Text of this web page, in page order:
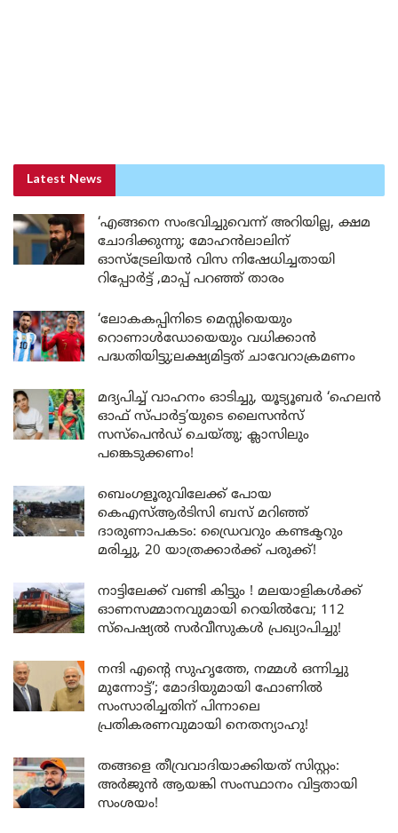
Latest News
‘എങ്ങനെ സംഭവിച്ചുവെന്ന് അറിയില്ല, ക്ഷമ
ചോദിക്കുന്നു; മോഹൻലാലിന്
ഓസ്ട്രേലിയൻ വിസ നിഷേധിച്ചതായി
റിപ്പോർട്ട് ,മാപ്പ് പറഞ്ഞ് താരം
‘ലോകകപ്പിനിടെ മെസ്സിയെയും
റൊണാൾഡോയെയും വധിക്കാൻ
പദ്ധതിയിട്ടു;ലക്ഷ്യമിട്ടത് ചാവേറാക്രമണം
മദ്യപിച്ച് വാഹനം ഓടിച്ചു, യൂട്യൂബർ ‘ഹെലൻ
ഓഫ് സ്പാർട്ട’യുടെ ലൈസൻസ്
സസ്പെൻഡ് ചെയ്തു; ക്ലാസിലും
പങ്കെടുക്കണം!
ബെംഗളൂരുവിലേക്ക് പോയ
കെഎസ്ആർടിസി ബസ് മറിഞ്ഞ്
ദാരുണാപകടം: ഡ്രൈവറും കണ്ടക്ടറും
മരിച്ചു, 20 യാത്രക്കാർക്ക് പരുക്ക്!
നാട്ടിലേക്ക് വണ്ടി കിട്ടും ! മലയാളികൾക്ക്
ഓണസമ്മാനവുമായി റെയിൽവേ; 112
സ്പെഷ്യൽ സർവീസുകൾ പ്രഖ്യാപിച്ചു!
നന്ദി എൻ്റെ സുഹൃത്തേ, നമ്മൾ ഒന്നിച്ചു
മുന്നോട്ട്’; മോദിയുമായി ഫോണിൽ
സംസാരിച്ചതിന് പിന്നാലെ
പ്രതികരണവുമായി നെതന്യാഹു!
തങ്ങളെ തീവ്രവാദിയാക്കിയത് സിസ്റ്റം:
അർജുൻ ആയങ്കി സംസ്ഥാനം വിട്ടതായി
സംശയം!